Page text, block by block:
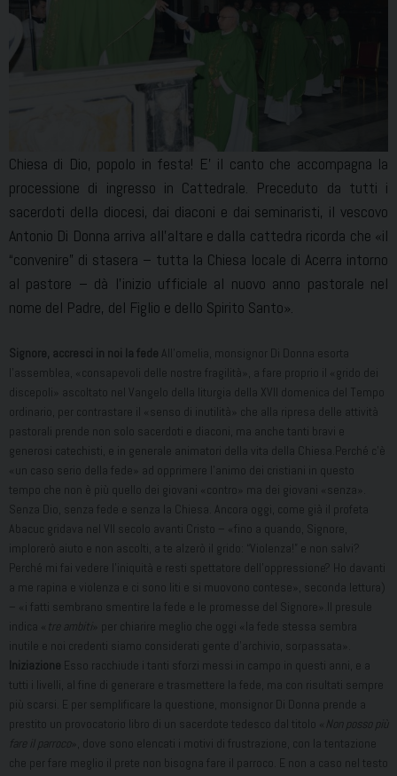
Chiesa di Dio, popolo in festa! E’ il canto che accompagna la
processione di ingresso in Cattedrale. Preceduto da tutti i
sacerdoti della diocesi, dai diaconi e dai seminaristi, il vescovo
Antonio Di Donna arriva all’altare e dalla cattedra ricorda che «il
“convenire” di stasera – tutta la Chiesa locale di Acerra intorno
al pastore – dà l’inizio ufficiale al nuovo anno pastorale nel
nome del Padre, del Figlio e dello Spirito Santo».
Signore, accresci in noi la fede All’omelia, monsignor Di Donna esorta
l’assemblea, «consapevoli delle nostre fragilità», a fare proprio il «grido dei
discepoli» ascoltato nel Vangelo della liturgia della XVII domenica del Tempo
ordinario, per contrastare il «senso di inutilità» che alla ripresa delle attività
pastorali prende non solo sacerdoti e diaconi, ma anche tanti bravi e
generosi catechisti, e in generale animatori della vita della Chiesa.Perché c’è
«un caso serio della fede» ad opprimere l’animo dei cristiani in questo
tempo che non è più quello dei giovani «contro» ma dei giovani «senza».
Senza Dio, senza fede e senza la Chiesa. Ancora oggi, come già il profeta
Abacuc gridava nel VII secolo avanti Cristo – «fino a quando, Signore,
implorerò aiuto e non ascolti, a te alzerò il grido: “Violenza!” e non salvi?
Perché mi fai vedere l’iniquità e resti spettatore dell’oppressione? Ho davanti
a me rapina e violenza e ci sono liti e si muovono contese», seconda lettura)
– «i fatti sembrano smentire la fede e le promesse del Signore».Il presule
indica «
tre ambiti
» per chiarire meglio che oggi «la fede stessa sembra
inutile e noi credenti siamo considerati gente d’archivio, sorpassata».
Iniziazione Esso racchiude i tanti sforzi messi in campo in questi anni, e a
tutti i livelli, al fine di generare e trasmettere la fede, ma con risultati sempre
più scarsi. E per semplificare la questione, monsignor Di Donna prende a
prestito un provocatorio libro di un sacerdote tedesco dal titolo «
Non posso più
fare il parroco
», dove sono elencati i motivi di frustrazione, con la tentazione
che per fare meglio il prete non bisogna fare il parroco. E non a caso nel testo